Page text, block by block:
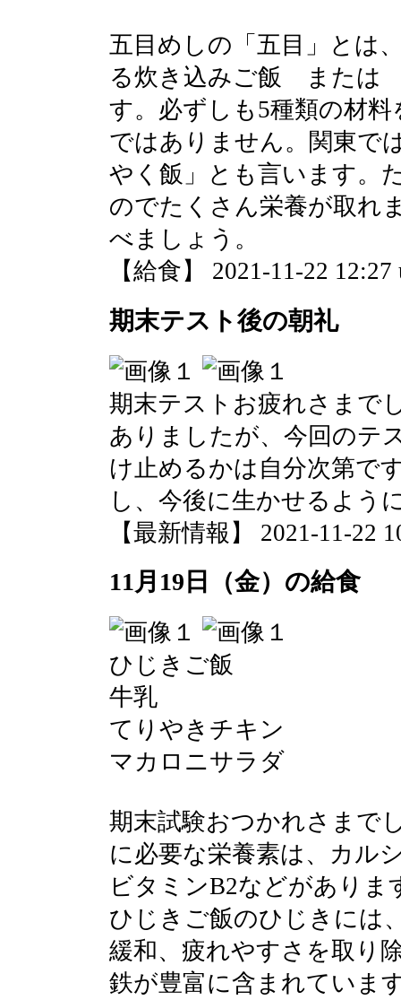
五目めしの「五目」とは
る炊き込みご飯 または
す。必ずしも5種類の材
ではありません。関東で
やく飯」とも言います。
のでたくさん栄養が取れ
べましょう。
【給食】 2021-11-22 12:27
期末テスト後の朝礼
期末テストお疲れさまで
ありましたが、今回のテ
け止めるかは自分次第で
し、今後に生かせるよう
【最新情報】 2021-11-22
11月19日（金）の給食
ひじきご飯
牛乳
てりやきチキン
マカロニサラダ
期末試験おつかれさまで
に必要な栄養素は、カル
ビタミンB2などがありま
ひじきご飯のひじきには
緩和、疲れやすさを取り
鉄が豊富に含まれていま